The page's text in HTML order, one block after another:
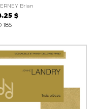
Brian
$
185